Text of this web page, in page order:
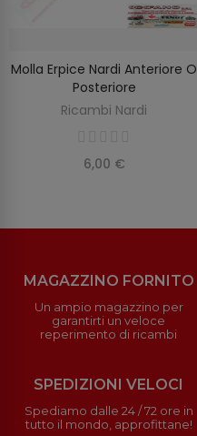
SELEZIONA OPZIONI
Molla Erpice Nardi Anteriore O
Posteriore
Ricambi Nardi
6,00 €
MAGAZZINO FORNITO
Un ampio magazzino per
garantirti un veloce
reperimento di ricambi
SPEDIZIONI VELOCI
Spediamo dalle 24 / 72 ore in
tutto il mondo, approfittane!